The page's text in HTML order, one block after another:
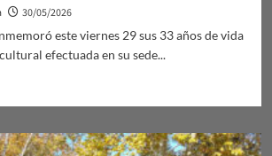
30/05/2026
este viernes 29 sus 33 años de vida
efectuada en su sede...